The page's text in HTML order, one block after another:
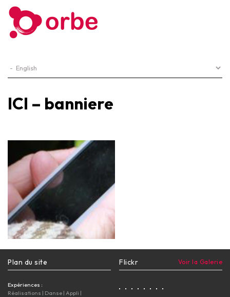
ICI – banniere
Plan du site
Expériences :
Réalisations | Danse | Appli |
Flickr Voir la Galerie